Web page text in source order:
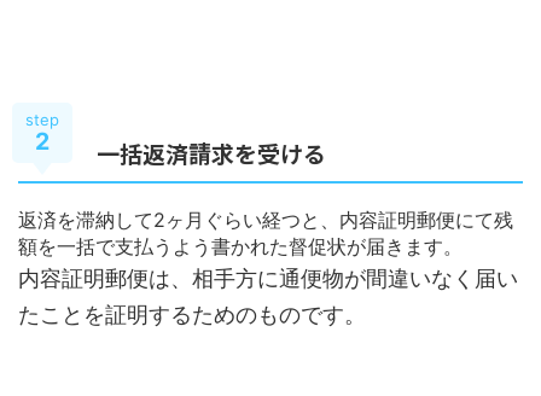
step
2 一括返済請求を受ける
返済を滞納して2ヶ月ぐらい経つと、内容証明郵便にて残
額を一括で支払うよう書かれた督促状が届きます。
内容証明郵便は、相手方に通便物が間違いなく届い
たことを証明するためのものです。